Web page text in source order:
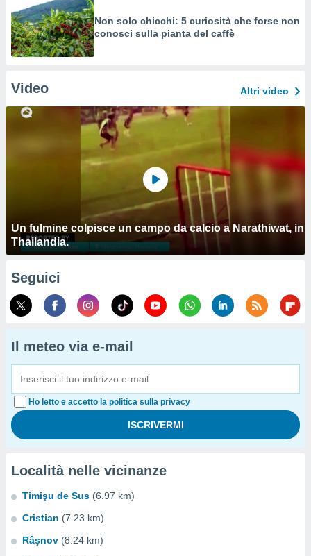
Non solo chicchi: 5 curiosità che forse non
conosci sulla pianta del caffè
Video Altri video
Un fulmine colpisce un campo da calcio a Narathiwat, in
Thailandia.
Seguici
Il meteo via e-mail
Ho letto e accetto la politica sulla privacy
Località nelle vicinanze
Timişu de Sus (6.97 km)
Cristian (7.23 km)
Râşnov (8.24 km)